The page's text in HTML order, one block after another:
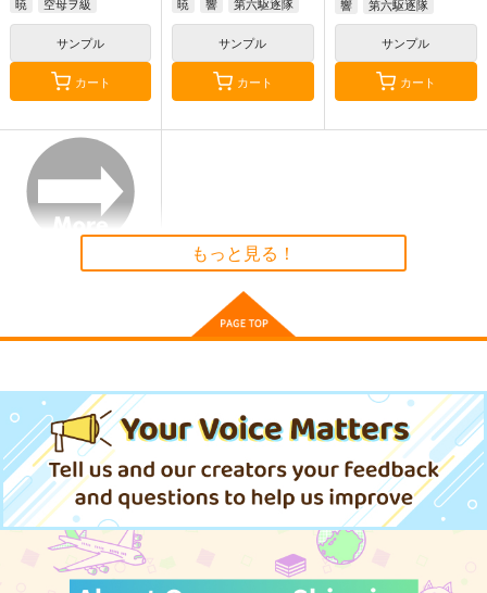
サンプル
カート
サンプル
カート
響
第六駆逐隊
サンプル
カート
もっと見る！